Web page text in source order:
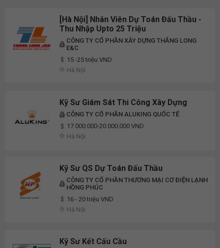
[Hà Nội] Nhân Viên Dự Toán Đấu Thầu -
Thu Nhập Upto 25 Triệu
CÔNG TY CỔ PHẦN XÂY DỰNG THĂNG LONG
E&C
15 -25 triệu VND
Hà Nội
Kỹ Sư Giám Sát Thi Công Xây Dựng
CÔNG TY CỔ PHẦN ALUKING QUỐC TẾ
17.000.000-20.000.000 VND
Hà Nội
Kỹ Sư QS Dự Toán Đấu Thầu
CÔNG TY CỔ PHẦN THƯƠNG MẠI CƠ ĐIỆN LẠNH
HỒNG PHÚC
16 - 20 triệu VND
Hà Nội
Kỹ Sư Kết Cấu Cầu